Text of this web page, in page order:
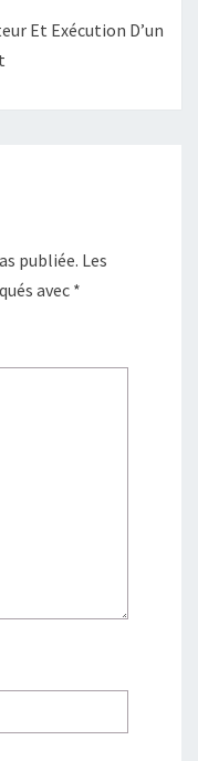
Et Exécution D’un
publiée. Les
avec *